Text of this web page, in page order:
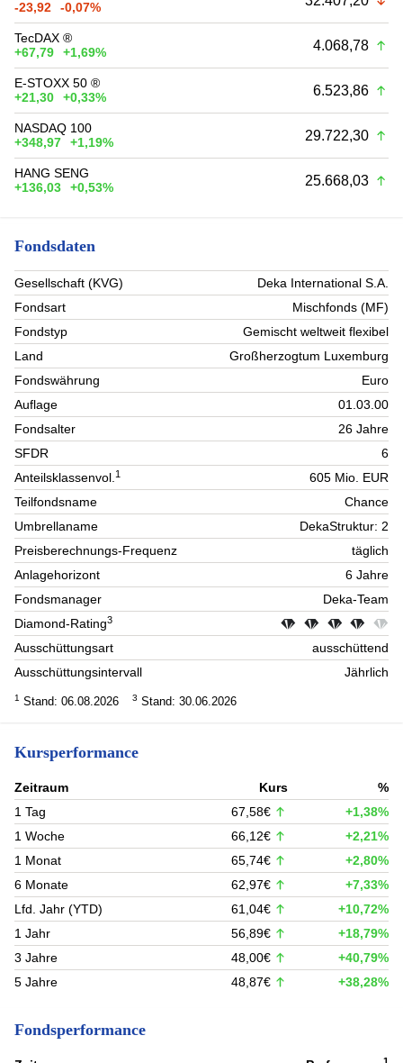
-23,92
-0,07%
TecDAX ®
+67,79
+1,69% 4.068,78
E-STOXX 50 ®
+21,30
+0,33% 6.523,86
NASDAQ 100
+348,97
+1,19% 29.722,30
HANG SENG
+136,03
+0,53% 25.668,03
Fondsdaten
Gesellschaft (KVG)
Deka International S.A.
Fondsart
Mischfonds (MF)
Fondstyp
Gemischt weltweit flexibel
Land
Großherzogtum Luxemburg
Fondswährung
Euro
Auflage
01.03.00
Fondsalter
26 Jahre
SFDR
6
Anteilsklassenvol.1
605 Mio. EUR
Teilfondsname
Chance
Umbrellaname
DekaStruktur: 2
Preisberechnungs-Frequenz
täglich
Anlagehorizont
6 Jahre
Fondsmanager
Deka-Team
Diamond-Rating3
Ausschüttungsart
ausschüttend
Ausschüttungsintervall
Jährlich
1 Stand: 06.08.2026 3 Stand: 30.06.2026
Kursperformance
Zeitraum Kurs
%
1 Tag
67,58€
+1,38%
1 Woche
66,12€
+2,21%
1 Monat
65,74€
+2,80%
6 Monate
62,97€
+7,33%
Lfd. Jahr (YTD)
61,04€
+10,72%
1 Jahr
56,89€
+18,79%
3 Jahre
48,00€
+40,79%
5 Jahre
48,87€ +38,28%
Fondsperformance
1